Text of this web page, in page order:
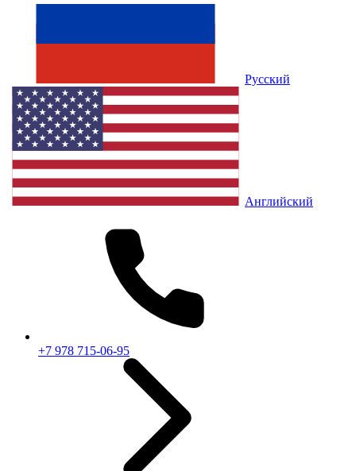
Русский
Английский
+7 978 715-06-95